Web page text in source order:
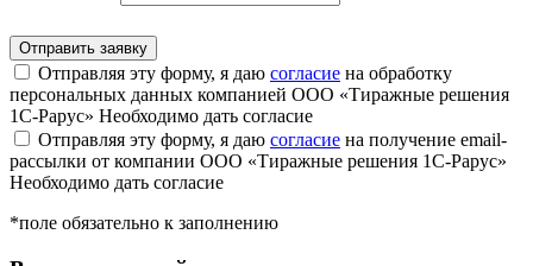
Отправляя эту форму, я даю согласие на обработку
персональных данных компанией ООО «Тиражные решения
1С-Рарус» Необходимо дать согласие
Отправляя эту форму, я даю согласие на получение email-
рассылки от компании ООО «Тиражные решения 1С-Рарус»
Необходимо дать согласие
*поле обязательно к заполнению